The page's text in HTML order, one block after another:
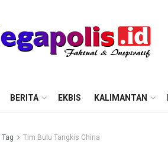
BERITA EKBIS KALIMANTAN
Tag Tim Bulu Tangkis China